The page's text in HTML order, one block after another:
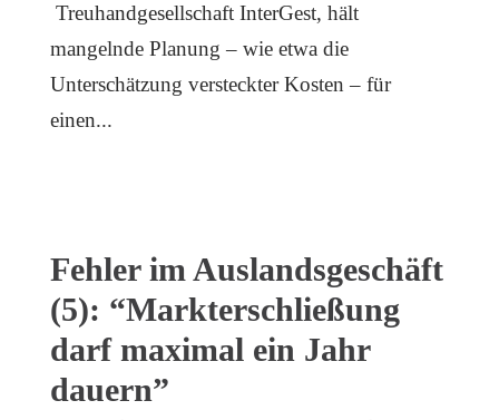
Treuhandgesellschaft InterGest, hält
mangelnde Planung – wie etwa die
Unterschätzung versteckter Kosten – für
einen...
Fehler im Auslandsgeschäft
(5): “Markterschließung
darf maximal ein Jahr
dauern”